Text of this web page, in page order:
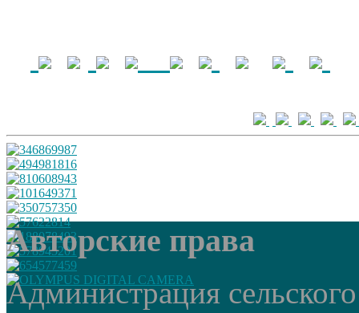
Авторские права
Администрация